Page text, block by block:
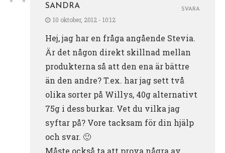
SANDRA
10 oktober, 2012 - 10:12
Hej, jag har en fråga angående Stevia.
Är det någon direkt skillnad mellan
produkterna så att den ena är bättre
än den andre? T.ex. har jag sett två
olika sorter på Willys, 40g alternativt
75g i dess burkar. Vet du vilka jag
syftar på? Vore tacksam för din hjälp
och svar. 🙂
Måste också ta att prova några av
SVARA